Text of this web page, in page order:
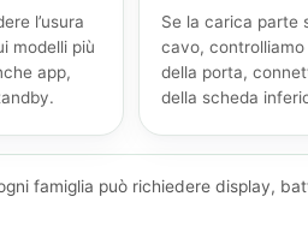
l’usura
modelli più
app,
Se la carica parte
cavo,
della porta,
della scheda
famiglia può richiedere display,